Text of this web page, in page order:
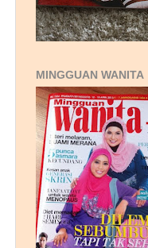
MINGGUAN WANITA